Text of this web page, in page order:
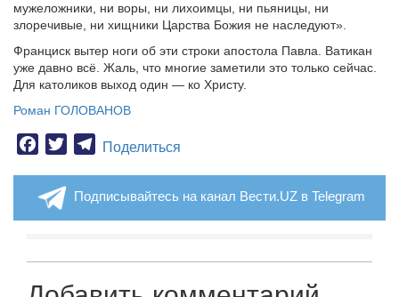
мужеложники, ни воры, ни лихоимцы, ни пьяницы, ни
злоречивые, ни хищники Царства Божия не наследуют».
Франциск вытер ноги об эти строки апостола Павла. Ватикан
уже давно всё. Жаль, что многие заметили это только сейчас.
Для католиков выход один — ко Христу.
Роман ГОЛОВАНОВ
Facebook
TwitterTelegram
Поделиться
Подписывайтесь на канал Вести.UZ в Telegram